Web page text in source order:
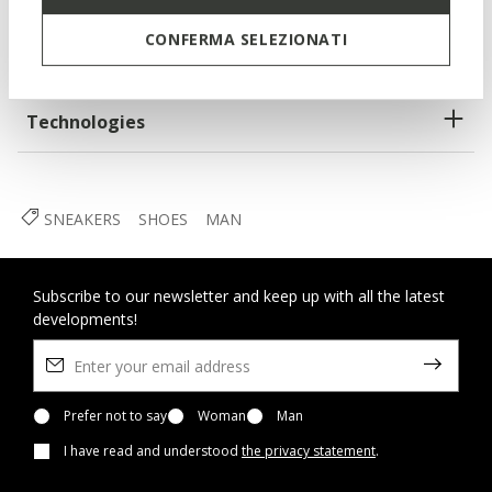
CONFERMA SELEZIONATI
Materials
Technologies
SNEAKERS SHOES MAN
Subscribe to our newsletter and keep up with all the latest
developments!
Prefer not to say Woman
Man
I have read and understood the privacy statement.